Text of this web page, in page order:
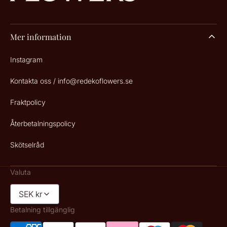
Mer information
Instagram
Kontakta oss / info@redekoflowers.se
Fraktpolicy
Återbetalningspolicy
Skötselråd
Valuta
SEK kr
Betalning tillgänglig